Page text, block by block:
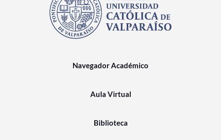
Navegador Académico
Aula Virtual
Biblioteca